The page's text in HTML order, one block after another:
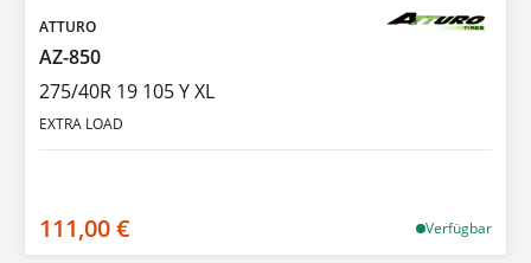
ATTURO
AZ-850
275/40R 19 105 Y XL
EXTRA LOAD
111,00 € Verfügbar